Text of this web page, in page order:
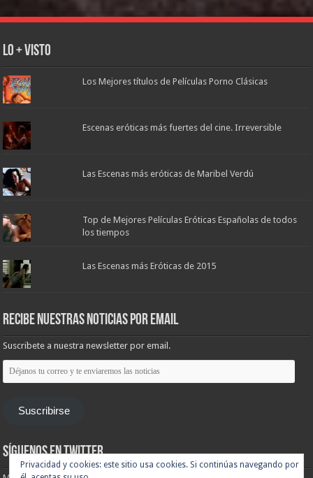
Lo + Visto
Los Mejores títulos de Películas Porno Clásicas
Escenas eróticas más fuertes del cine. Irreversible
Las Escenas más eróticas de Maribel Verdú
Top de Mejores Películas Eróticas Españolas de todos
los tiempos
Las Escenas más Eróticas de 2015
Recibe nuestras noticias por email
Suscribete a nuestra newsletter por email.
Déjanos
tu
correo
enviaremos
Suscribirse
Síguenos en Twitter
Privacidad y cookies: este sitio usa cookies. Si continúas navegando por